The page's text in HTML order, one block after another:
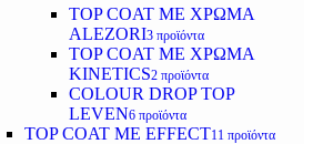
TOP COAT ΜΕ ΧΡΩΜΑ
ALEZORI3 προϊόντα
TOP COAT ΜΕ ΧΡΩΜΑ
KINETICS2 προϊόντα
COLOUR DROP TOP
LEVEN6 προϊόντα
TOP COAT ΜΕ EFFECT11 προϊόντα